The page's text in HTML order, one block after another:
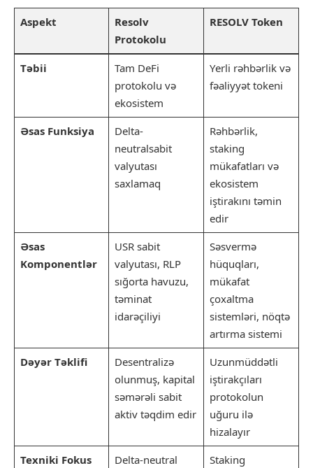
Aspekt
Resolv
Protokolu
RESOLV Token
Təbii
Tam DeFi
protokolu və
ekosistem
Yerli rəhbərlik və
fəaliyyət tokeni
Əsas Funksiya
Delta-
neutralsabit
valyutası
saxlamaq
Rəhbərlik,
staking
mükafatları və
ekosistem
iştirakını təmin
edir
Əsas
Komponentlər
USR sabit
valyutası, RLP
sığorta havuzu,
təminat
idarəçiliyi
Səsvermə
hüquqları,
mükafat
çoxaltma
sistemləri, nöqtə
artırma sistemi
Dəyər Təklifi
Desentralizə
olunmuş, kapital
səmərəli sabit
aktiv təqdim edir
Uzunmüddətli
iştirakçıları
protokolun
uğuru ilə
hizalayır
Texniki Fokus
Delta-neutral
Staking